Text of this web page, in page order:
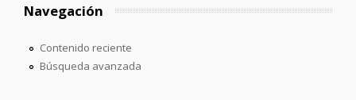
Navegación
Contenido reciente
Búsqueda avanzada